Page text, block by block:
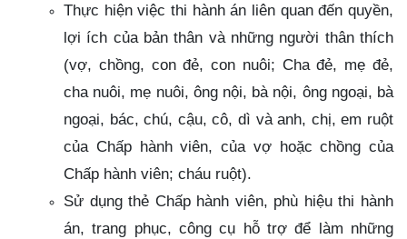
Thực hiện việc thi hành án liên quan đến quyền,
lợi ích của bản thân và những người thân thích
(vợ, chồng, con đẻ, con nuôi; Cha đẻ, mẹ đẻ,
cha nuôi, mẹ nuôi, ông nội, bà nội, ông ngoại, bà
ngoại, bác, chú, cậu, cô, dì và anh, chị, em ruột
của Chấp hành viên, của vợ hoặc chồng của
Chấp hành viên; cháu ruột).
Sử dụng thẻ Chấp hành viên, phù hiệu thi hành
án, trang phục, công cụ hỗ trợ để làm những